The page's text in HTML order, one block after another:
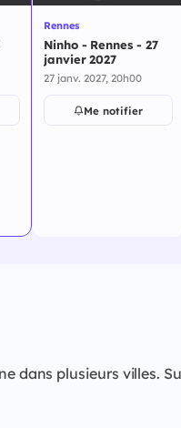
Rennes
Ninho - Rennes - 27
janvier 2027
27 janv. 2027, 20h00
Me notifier
dans plusieurs villes.